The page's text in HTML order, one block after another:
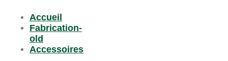
Accueil
Fabrication-
old
Accessoires